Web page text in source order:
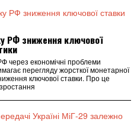
РФ зниження ключової
через економічні проблеми
перегляду жорсткої монетарної
ключової ставки. Про це